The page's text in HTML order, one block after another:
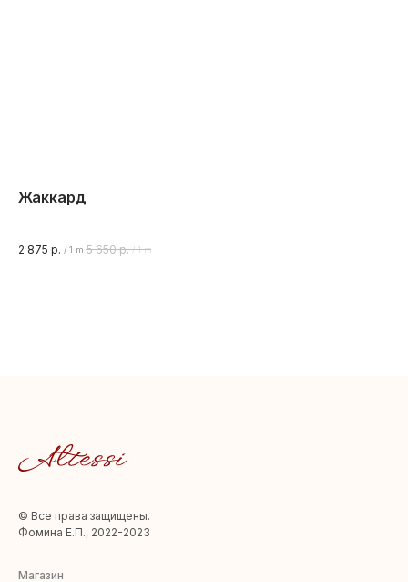
Жаккард
2 875 р. / 1 m 5 650 р. / 1 m
© Все права защищены.
Фомина Е.П., 2022-2023
Магазин